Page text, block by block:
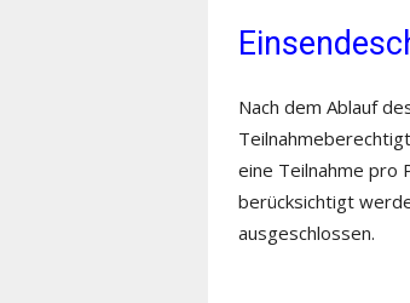
Nach dem Ablauf
eine Teilnahme pro
berücksichtigt
ausgeschlossen.